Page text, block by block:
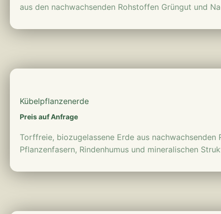
aus den nachwachsenden Rohstoffen Grüngut und
Kübelpflanzen­erde
Preis auf Anfrage
Torffreie, biozugelassene Erde aus nachwachsenden
Pflanzenfasern, Rindenhumus und mineralischen